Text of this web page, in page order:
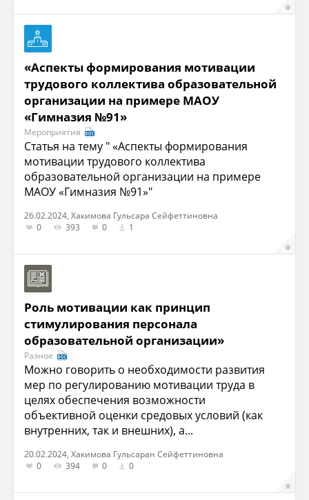
«Аспекты формирования мотивации
трудового коллектива образовательной
организации на примере МАОУ
«Гимназия №91»
Мероприятия
Статья на тему " «Аспекты формирования
мотивации трудового коллектива
образовательной организации на примере
МАОУ «Гимназия №91»"
26.02.2024, Хакимова Гульсара Сейфеттиновна
0
393 0 1
Роль мотивации как принцип
стимулирования персонала
образовательной организации»
Разное
Можно говорить о необходимости развития
мер по регулированию мотивации труда в
целях обеспечения возможности
объективной оценки средовых условий (как
внутренних, так и внешних), а...
20.02.2024, Хакимова Гульсаран Сейфеттиновна
0
394 0 0